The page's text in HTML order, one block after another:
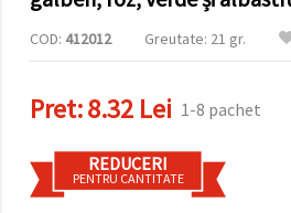
Puteți fi de
acord să
utilizați
toate
urile făcând
clic pe
toate!" Sau
să vă
indicați
COD: 412012 Greutate: 21 gr.
Pret:8.32 Lei 1-8 pachet
REDUCERI
PENTRU CANTITATE